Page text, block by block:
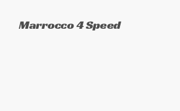
Marrocco 4 Speed